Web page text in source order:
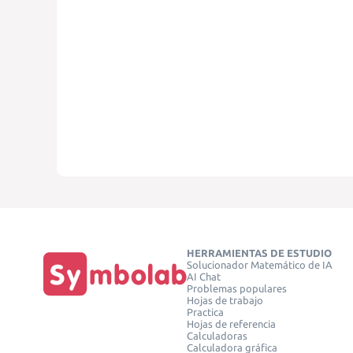
HERRAMIENTAS DE ESTUDIO
Solucionador Matemático de IA
AI Chat
Problemas populares
Hojas de trabajo
Practica
Hojas de referencia
Calculadoras
Calculadora gráfica